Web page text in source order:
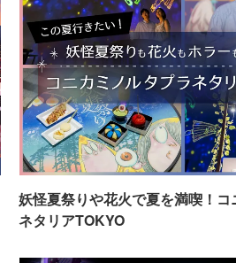
妖怪夏祭りや花火で夏を満喫！コ
ネタリアTOKYO